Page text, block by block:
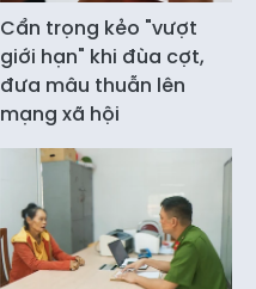
Cẩn trọng kẻo "vượt
giới hạn" khi đùa cợt,
đưa mâu thuẫn lên
mạng xã hội